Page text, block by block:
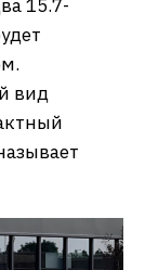
15.7-
вид